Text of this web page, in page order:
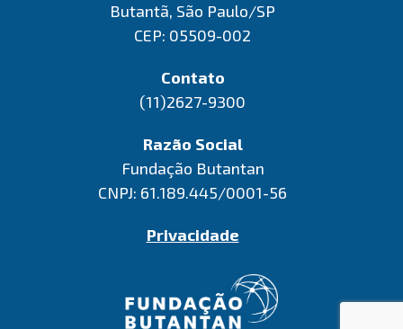
Butantã, São Paulo/SP
CEP: 05509-002
Contato
(11)2627-9300
Razão Social
Fundação Butantan
CNPJ: 61.189.445/0001-56
Privacidade